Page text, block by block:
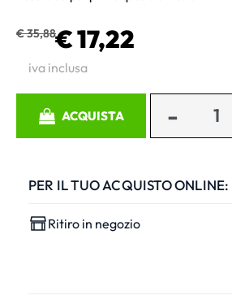
€ 35,88€ 17,22
iva inclusa
ACQUISTA
PER IL TUO ACQUISTO ONLINE:
Ritiro in negozio